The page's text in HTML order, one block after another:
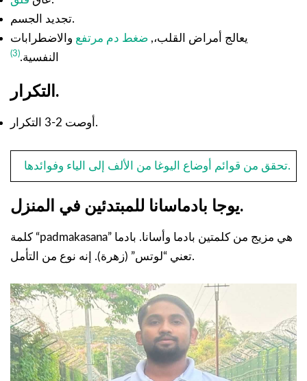
تجديد الجسم.
يعالج أمراض القلب،, ضغط دم مرتفع والاضطرابات
النفسية.(3)
التكرار.
أوصت 2-3 التكرار.
تحقق من قوائم أوضاع اليوغا من الألف إلى الياء وفوائدها.
يوجا بادماسانا للمبتدئين في المنزل.
كلمة “padmakasana” هي مزيج من كلمتين بادما وأسانا. بادما
تعني “لوتس” (زهرة). إنه نوع من التأمل.